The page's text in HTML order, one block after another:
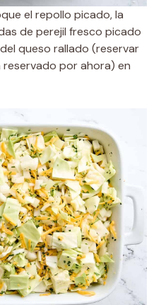
el repollo picado, la
de perejil fresco picado
queso rallado (reservar
por ahora) en